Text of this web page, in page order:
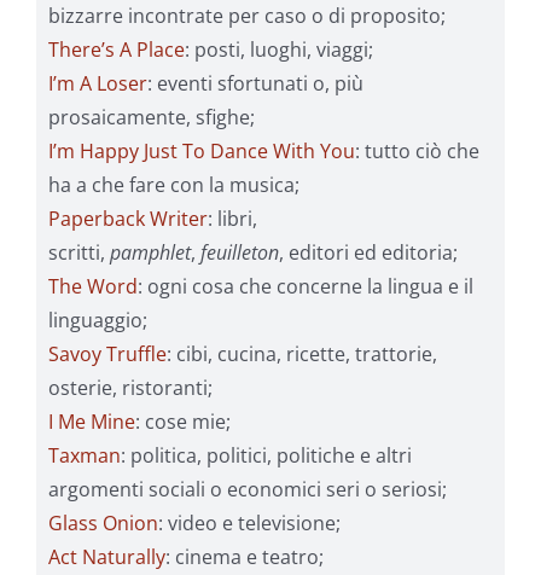
bizzarre incontrate per caso o di proposito;
There’s A Place: posti, luoghi, viaggi;
I’m A Loser: eventi sfortunati o, più
prosaicamente, sfighe;
I’m Happy Just To Dance With You: tutto ciò che
ha a che fare con la musica;
Paperback Writer: libri,
scritti, pamphlet, feuilleton, editori ed editoria;
The Word: ogni cosa che concerne la lingua e il
linguaggio;
Savoy Truffle: cibi, cucina, ricette, trattorie,
osterie, ristoranti;
I Me Mine: cose mie;
Taxman: politica, politici, politiche e altri
argomenti sociali o economici seri o seriosi;
Glass Onion: video e televisione;
Act Naturally: cinema e teatro;